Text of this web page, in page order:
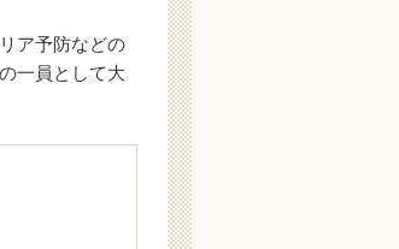
ア予防などの
一員として大